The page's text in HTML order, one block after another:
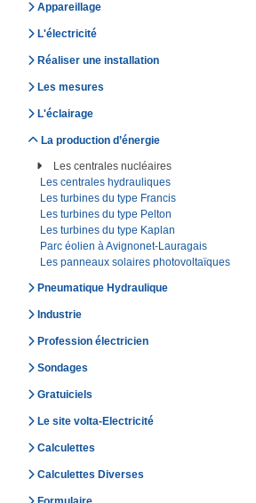
Appareillage
L'électricité
Réaliser une installation
Les mesures
L'éclairage
La production d’énergie
Les centrales nucléaires
Les centrales hydrauliques
Les turbines du type Francis
Les turbines du type Pelton
Les turbines du type Kaplan
Parc éolien à Avignonet-Lauragais
Les panneaux solaires photovoltaïques
Pneumatique Hydraulique
Industrie
Profession électricien
Sondages
Gratuiciels
Le site volta-Electricité
Calculettes
Calculettes Diverses